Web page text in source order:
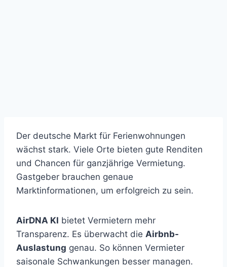
Der deutsche Markt für Ferienwohnungen
wächst stark. Viele Orte bieten gute Renditen
und Chancen für ganzjährige Vermietung.
Gastgeber brauchen genaue
Marktinformationen, um erfolgreich zu sein.
AirDNA KI bietet Vermietern mehr
Transparenz. Es überwacht die Airbnb-
Auslastung genau. So können Vermieter
saisonale Schwankungen besser managen.